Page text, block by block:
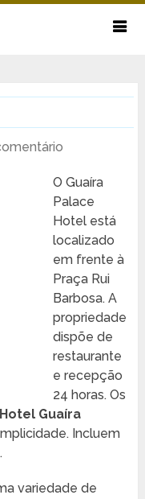
O Guaíra
Palace
Hotel está
localizado
em frente à
Praça Rui
Barbosa. A
propriedade
dispõe de
restaurante
e recepção
24 horas. Os
Hotel Guaíra
Incluem
variedade de